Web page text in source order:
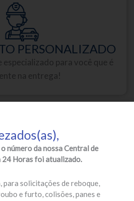
PERSONALIZADO
para você que é
na entrega!
DE PRIMEIRA
segurança!
número da nossa Central de
24 Horas foi atualizado.
para solicitações de reboque,
e furto, colisões, panes e